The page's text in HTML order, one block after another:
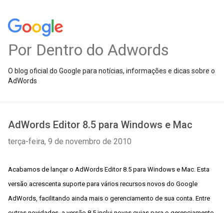
Por Dentro do Adwords
O blog oficial do Google para notícias, informações e dicas sobre o
AdWords
AdWords Editor 8.5 para Windows e Mac
terça-feira, 9 de novembro de 2010
Acabamos de lançar o AdWords Editor 8.5 para Windows e Mac. Esta
versão acrescenta suporte para vários recursos novos do Google
AdWords, facilitando ainda mais o gerenciamento de sua conta. Entre